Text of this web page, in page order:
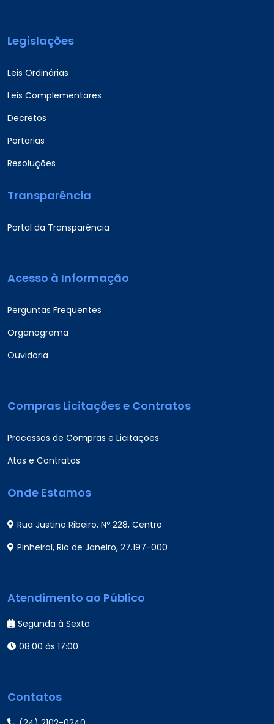
Legislações
Leis Ordinárias
Leis Complementares
Decretos
Portarias
Resoluções
Transparência
Portal da Transparência
Acesso à Informação
Perguntas Frequentes
Organograma
Ouvidoria
Compras Licitações e Contratos
Processos de Compras e Licitações
Atas e Contratos
Onde Estamos
Rua Justino Ribeiro, Nº 228, Centro
Pinheiral, Rio de Janeiro, 27.197-000
Atendimento ao Público
Segunda à Sexta
08:00 às 17:00
Contatos